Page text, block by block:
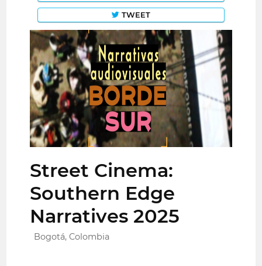
TWEET
Street Cinema:
Southern Edge
Narratives 2025
Bogotá, Colombia